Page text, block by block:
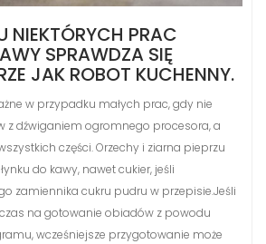
NIEKTÓRYCH PRAC
SPRAWDZA SIĘ
JAK ROBOT KUCHENNY.
w przypadku małych prac, gdy nie
z dźwiganiem ogromnego procesora, a
części. Orzechy i ziarna pieprzu
do kawy, nawet cukier, jeśli
zamiennika cukru pudru w przepisie.Jeśli
na gotowanie obiadów z powodu
wcześniejsze przygotowanie może